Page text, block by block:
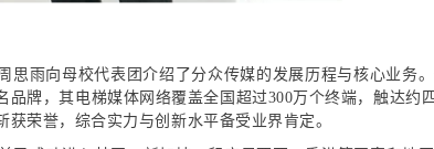
思雨向母校代表团介绍了分众传媒的发展历程与核心业务
牌，其电梯媒体网络覆盖全国超过300万个终端，触达约
荣誉，综合实力与创新水平备受业界肯定。